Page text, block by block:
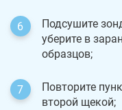
Подсушите
уберите в
образцов;
Повторите
второй щекой;